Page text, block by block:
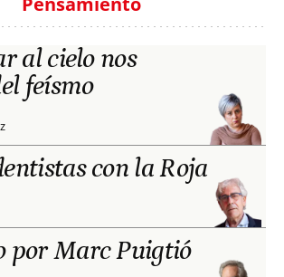
al cielo nos
feísmo
con la Roja
por Marc Puigtió